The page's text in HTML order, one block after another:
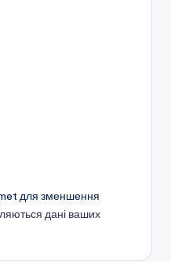
для зменшення
дані ваших